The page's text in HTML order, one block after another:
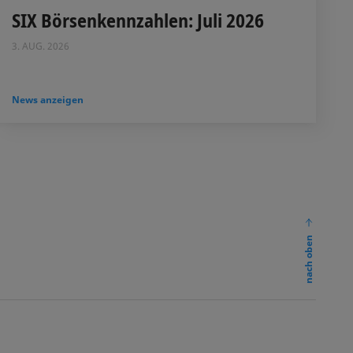
SIX Börsenkennzahlen: Juli 2026
3. AUG. 2026
News anzeigen
nach oben